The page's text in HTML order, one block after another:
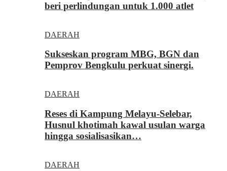
beri perlindungan untuk 1.000 atlet
DAERAH
Sukseskan program MBG, BGN dan
Pemprov Bengkulu perkuat sinergi.
DAERAH
Reses di Kampung Melayu-Selebar,
Husnul khotimah kawal usulan warga
hingga sosialisasikan…
DAERAH